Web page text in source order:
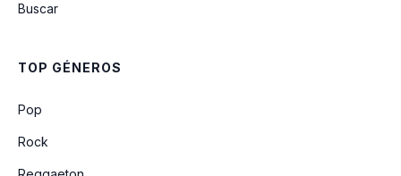
Buscar
TOP GÉNEROS
Pop
Rock